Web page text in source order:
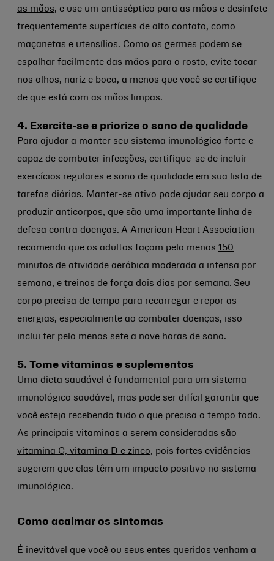
as mãos, e use um antisséptico para as mãos e desinfete
frequentemente superfícies de alto contato, como
maçanetas e utensílios. Como os germes podem se
espalhar facilmente das mãos para o rosto, evite tocar
nos olhos, nariz e boca, a menos que você se certifique
de que está com as mãos limpas.
4. Exercite-se e priorize o sono de qualidade
Para ajudar a manter seu sistema imunológico forte e
capaz de combater infecções, certifique-se de incluir
exercícios regulares e sono de qualidade em sua lista de
tarefas diárias. Manter-se ativo pode ajudar seu corpo a
produzir anticorpos, que são uma importante linha de
defesa contra doenças. A American Heart Association
recomenda que os adultos façam pelo menos 150
minutos de atividade aeróbica moderada a intensa por
semana, e treinos de força dois dias por semana. Seu
corpo precisa de tempo para recarregar e repor as
energias, especialmente ao combater doenças, isso
inclui ter pelo menos sete a nove horas de sono.
5. Tome vitaminas e suplementos
Uma dieta saudável é fundamental para um sistema
imunológico saudável, mas pode ser difícil garantir que
você esteja recebendo tudo o que precisa o tempo todo.
As principais vitaminas a serem consideradas são
vitamina C, vitamina D e zinco, pois fortes evidências
sugerem que elas têm um impacto positivo no sistema
imunológico.
Como acalmar os sintomas
É inevitável que você ou seus entes queridos venham a